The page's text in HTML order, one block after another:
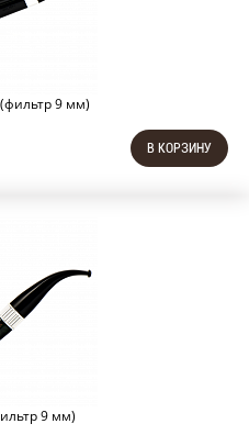
(фильтр 9 мм)
В КОРЗИНУ
9 мм)